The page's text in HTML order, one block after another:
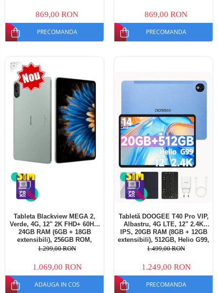
869,00 RON
PRECOMANDA
869,00 RON
PRECOMANDA
-18%
Tableta Blackview MEGA 2,
Verde, 4G, 12" 2K FHD+ 60Hz,
24GB RAM (6GB + 18GB
extensibili), 256GB ROM,
Android 15, Unisoc T615,
Stylus, Face Unlock, Dual SIM
1.299,00 RON
1.069,00 RON
ADAUGA IN COS
Tabletă DOOGEE T40 Pro VIP,
Albastru, 4G LTE, 12" 2.4K
IPS, 20GB RAM (8GB + 12GB
extensibili), 512GB, Helio G99,
10800mAh, 33W, Android 14,
1.499,00 RON
1.249,00 RON
PRECOMANDA